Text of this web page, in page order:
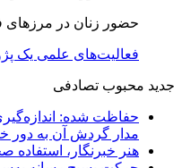
حضور زنان در مرزهای
فعالیت‌های علمی یک
جدید محبوب تصادفی
حفاظت شده:
مدار گردش آن به دور
هنر خبرنگار،